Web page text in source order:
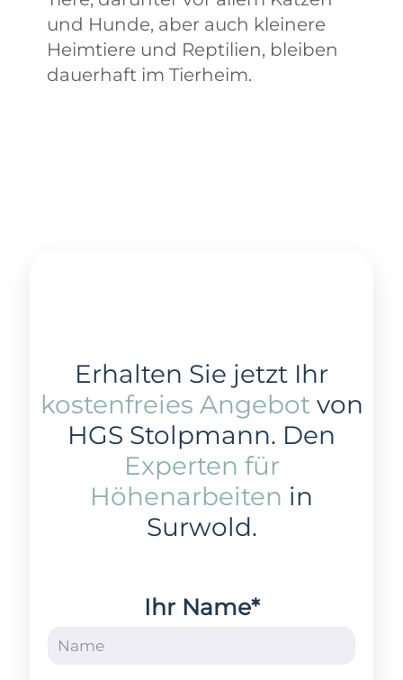
und Hunde, aber auch kleinere
Heimtiere und Reptilien, bleiben
dauerhaft im Tierheim.
Erhalten Sie jetzt Ihr
kostenfreies Angebotvon
HGS Stolpmann. Den
Experten für
Höhenarbeiten in
Surwold.
Ihr Name*